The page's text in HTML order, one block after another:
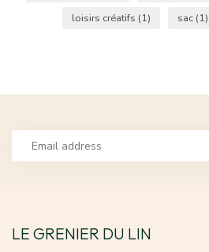
loisirs créatifs (1) sac (1)
LE GRENIER DU LIN